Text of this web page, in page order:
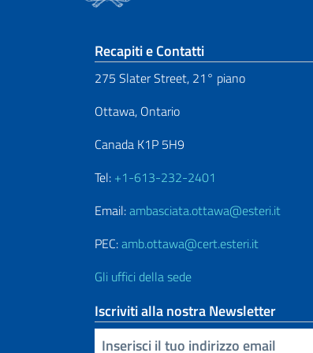
Sezione footer
Recapiti e Contatti
275 Slater Street, 21° piano
Ottawa, Ontario
Canada K1P 5H9
Tel: +1-613-232-2401
Email:ambasciata.ottawa@esteri.it
PEC:amb.ottawa@cert.esteri.it
Gli uffici della sede
Iscriviti alla nostra Newsletter
Inserisci la tua email